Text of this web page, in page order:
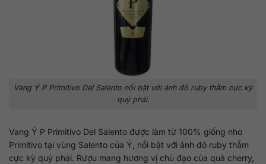
Vang Ý P Primitivo Del Salento nổi bật với ánh đỏ ruby thẫm cực kỳ
quý phái.
Vang Ý P Primitivo Del Salento được làm từ 100% giống nho
Primitivo tại vùng Salento của Ý, nổi bật với ánh đỏ ruby thẫm
cực kỳ quý phái. Rượu mang hương vị chủ đạo của quả cherry,